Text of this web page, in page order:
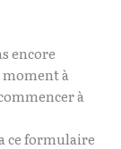
encore
moment à
à
ce formulaire